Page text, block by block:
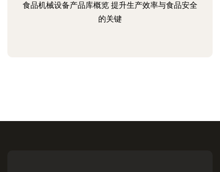
食品机械设备产品库概览 提升生产效率与食品安全
的关键